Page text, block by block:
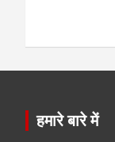
हमारे बारे में